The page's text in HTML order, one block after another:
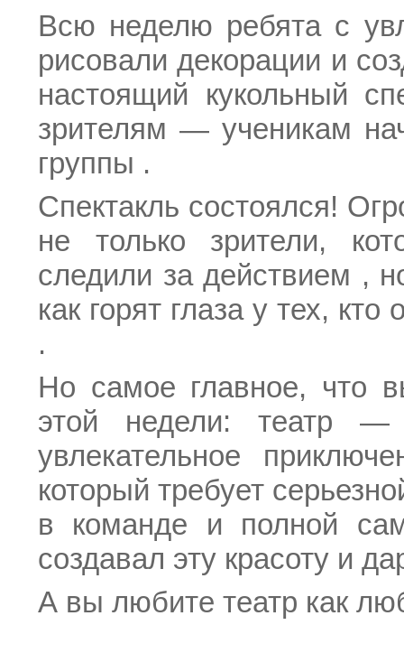
Всю неделю ребята с
рисовали декорации и
настоящий кукольный
зрителям — ученикам
группы .
Спектакль состоялся!
не только зрители,
следили за действием ,
как горят глаза у тех,
.
Но самое главное, что
этой недели: театр
увлекательное
который требует
в команде и полной
создавал эту красоту и
А вы любите театр как